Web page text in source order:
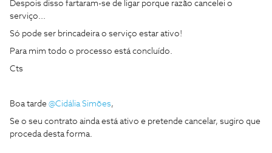
Despois disso fartaram-se de ligar porque razão cancelei o
serviço...
Só pode ser brincadeira o serviço estar ativo!
Para mim todo o processo está concluído.
Cts
Boa tarde @Cidália Simões,
Se o seu contrato ainda está ativo e pretende cancelar, sugiro que
proceda desta forma.